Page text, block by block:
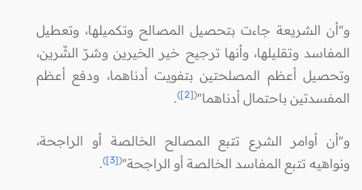
و"أن الشريعة جاءت بتحصيل المصالح وتكميلها، وتعطيل
المفاسد وتقليلها، وأنها ترجيح خير الخيرين وشرّ الشّرين،
وتحصيل أعظم المصلحتين بتفويت أدناهما، ودفع أعظم
المفسدتين باحتمال أدناهما"(
[2]
)
.
و"أن أوامر الشرع تتبع المصالح الخالصة أو الراجحة،
ونواهيه تتبع المفاسد الخالصة أو الراجحة"(
[3]
)
.